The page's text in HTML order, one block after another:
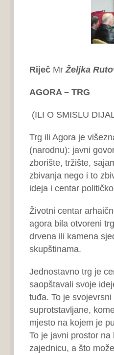
Riječ Mr Željka
AGORA – TRG
(ILI O SMISLU
Trg ili Agora je
(narodnu): javni
zborište, tržište,
zbivanja nego i to
ideja i centar
Životni centar
agora bila otvoreni
drvena ili kamena
skupštinama.
Jednostavno trg je
saopštavali svoje
tuđa. To je
suprotstavljane,
mjesto na kojem je
To je javni prostor
zajednicu, a što